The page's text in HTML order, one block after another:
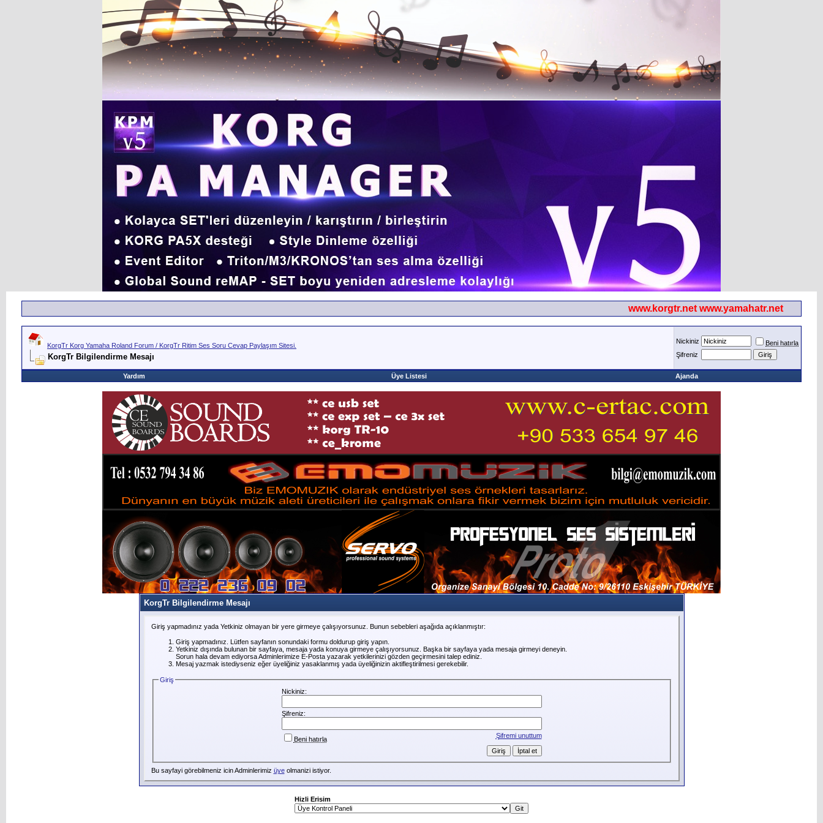
www.korgtr.net www.yamahatr.net
KorgTr Korg Yamaha Roland Forum / KorgTr Ritim Ses Soru Cevap Paylaşım Sitesi.
KorgTr Bilgilendirme Mesajı
Nickiniz
Beni hatırla
Şifreniz
Yardım Üye Listesi Ajanda
KorgTr Bilgilendirme Mesajı
Giriş yapmadınız yada Yetkiniz olmayan bir yere girmeye çalışıyorsunuz. Bunun sebebleri aşağıda açıklanmıştır:
Giriş yapmadınız. Lütfen sayfanın sonundaki formu doldurup giriş yapın.
Yetkiniz dışında bulunan bir sayfaya, mesaja yada konuya girmeye çalışıyorsunuz. Başka bir sayfaya yada mesaja girmeyi deneyin.
Sorun hala devam ediyorsa Adminlerimize E-Posta yazarak yetkilerinizi gözden geçirmesini talep ediniz.
Mesaj yazmak istediyseniz eğer üyeliğiniz yasaklanmış yada üyeliğinizin aktifleştirilmesi gerekebilir.
Giriş
Nickiniz:
Şifreniz:
Şifremi unuttum
Beni hatırla
Bu sayfayi görebilmeniz icin Adminlerimiz üyeolmanizi istiyor.
Hizli Erisim